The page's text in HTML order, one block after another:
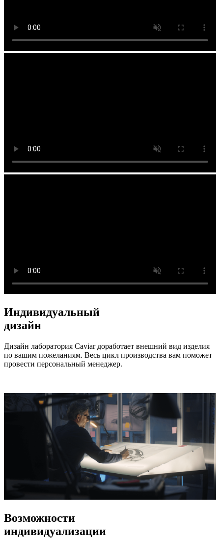
Индивидуальный
дизайн
Дизайн лаборатория Caviar доработает внешний вид изделия
по вашим пожеланиям. Весь цикл производства вам поможет
провести персональный менеджер.
Возможности
индивидуализации